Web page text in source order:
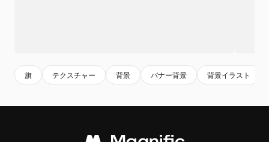
旗 テクスチャー 背景 バナー背景 背景イラスト